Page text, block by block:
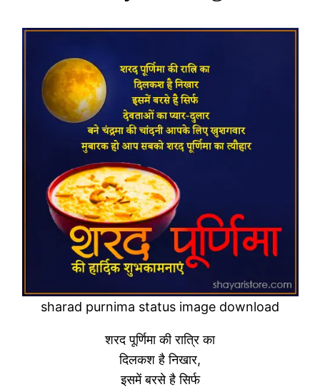
sharad purnima status image download
शरद पूर्णिमा की रात्रि का
दिलकश है निखार,
इसमें बरसे है सिर्फ